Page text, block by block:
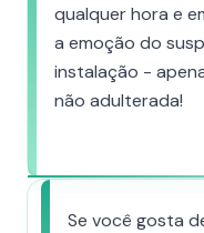
qualquer hora e
a emoção do
instalação -
não adulterada!
Se você gosta